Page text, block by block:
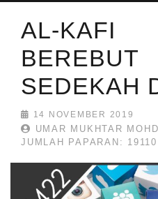
AL-
SEDEKAH
14 NOVEMBER 2019
UMAR MUKHTAR
JUMLAH PAPARAN: 19110